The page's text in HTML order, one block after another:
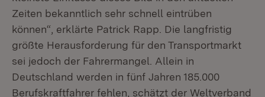
Zeiten bekanntlich sehr schnell eintrüben
können“, erklärte Patrick Rapp. Die langfristig
größte Herausforderung für den Transportmarkt
sei jedoch der Fahrermangel. Allein in
Deutschland werden in fünf Jahren 185.000
Berufskraftfahrer fehlen, schätzt der Weltverband